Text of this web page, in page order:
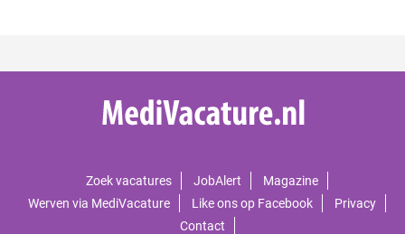
Zoek vacatures JobAlert
Magazine
Werven via MediVacature
Like ons op Facebook
Privacy
Contact